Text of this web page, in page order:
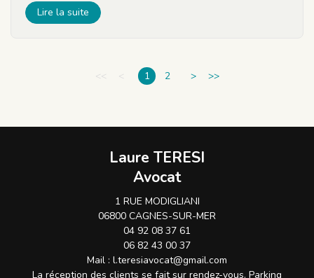
Lire la suite
<< < 1 2 > >>
Laure TERESI
Avocat
1 RUE MODIGLIANI
06800 CAGNES-SUR-MER
04 92 08 37 61
06 82 43 00 37
Mail : l.teresiavocat@gmail.com
La réception des clients se fait sur rendez-vous. Parking